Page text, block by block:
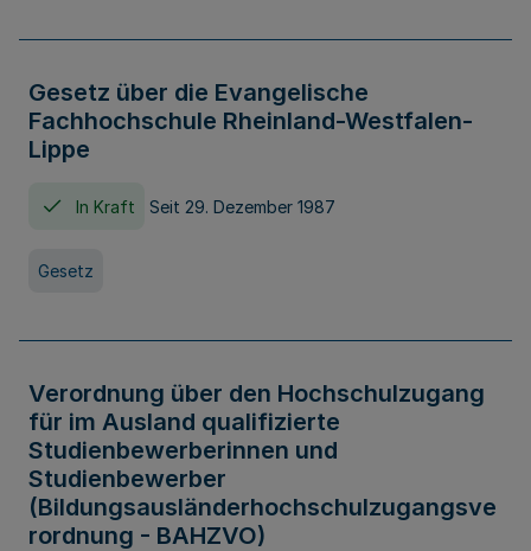
Gesetz über die Evangelische
Fachhochschule Rheinland-Westfalen-
Lippe
In Kraft Seit 29. Dezember 1987
Gesetz
Verordnung über den Hochschulzugang
für im Ausland qualifizierte
Studienbewerberinnen und
Studienbewerber
(Bildungsausländerhochschulzugangsve
rordnung - BAHZVO)